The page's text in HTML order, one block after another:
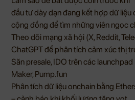
đầu tư dày dạn đang kết hợp dữ liệu
cộng đồng để tìm những viên ngọc
Theo dõi mạng xã hội (X, Reddit,
ChatGPT để phân tích cảm xúc thị
Săn presale, IDO trên các
Maker, Pump.fun
Phân tích dữ liệu onchain bằng